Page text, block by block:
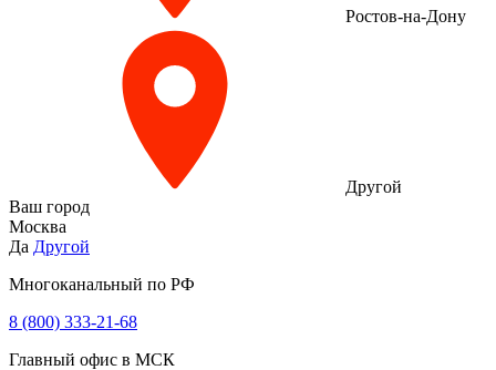
Ростов-на-Дону
Другой
Ваш город
Москва
Да Другой
Многоканальный по РФ
8 (800) 333‑21-68
Главный офис в МСК